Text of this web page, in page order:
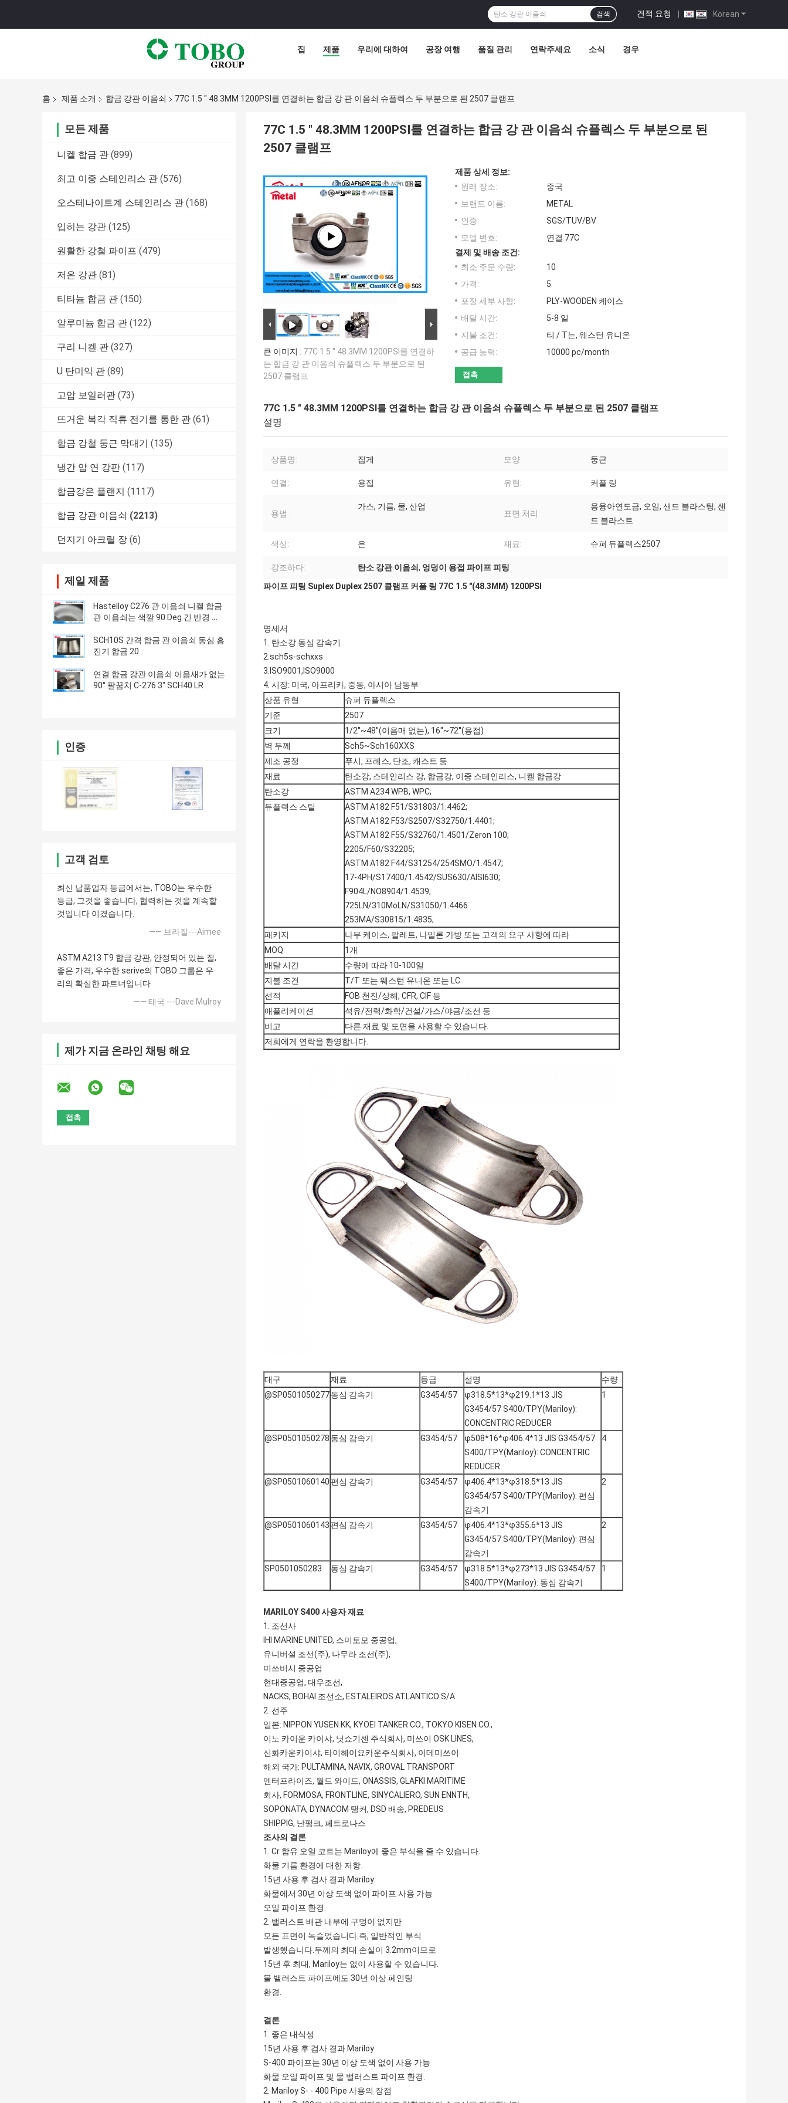
Korean
견적 요청 |
검색
집 제품 우리에 대하여 공장 여행 품질 관리 연락주세요 소식 경우
홈 제품 소개 합금 강관 이음쇠 77C 1.5 " 48.3MM 1200PSI를 연결하는 합금 강 관 이음쇠 슈플렉스 두 부분으로 된 2507 클램프
모든 제품
니켈 합금 관 (899)
최고 이중 스테인리스 관 (576)
오스테나이트계 스테인리스 관 (168)
입히는 강관 (125)
원활한 강철 파이프 (479)
저온 강관 (81)
티타늄 합금 관 (150)
알루미늄 합금 관 (122)
구리 니켈 관 (327)
U 탄미익 관 (89)
고압 보일러관 (73)
뜨거운 복각 직류 전기를 통한 관 (61)
합금 강철 둥근 막대기 (135)
냉간 압 연 강판 (117)
합금강은 플랜지 (1117)
합금 강관 이음쇠 (2213)
던지기 아크릴 장 (6)
제일 제품
Hastelloy C276 관 이음쇠 니켈 합금
관 이음쇠는 색깔 90 Deg 긴 반경 팔
SCH10S 간격 합금 관 이음쇠 동심 흡
진기 합금 20
연결 합금 강관 이음쇠 이음새가 없는
90° 팔꿈치 C-276 3" SCH40 LR
인증
고객 검토
최신 납품업자 등급에서는, TOBO는 우수한
등급, 그것을 좋습니다, 협력하는 것을 계속할
것입니다 이겼습니다.
—— 브라질---Aimee
ASTM A213 T9 합금 강관, 안정되어 있는 질,
좋은 가격, 우수한 serive의 TOBO 그룹은 우
리의 확실한 파트너입니다
—— 태국 ---Dave Mulroy
제가 지금 온라인 채팅 해요
77C 1.5 " 48.3MM 1200PSI를 연결하는 합금 강 관 이음쇠 슈플렉스 두 부분으로 된
2507 클램프
큰 이미지 : 77C 1.5 " 48.3MM 1200PSI를 연결하
는 합금 강 관 이음쇠 슈플렉스 두 부분으로 된
2507 클램프
제품 상세 정보:
원래 장소:
중국
브랜드 이름:
METAL
인증:
SGS/TUV/BV
모델 번호:
연결 77C
결제 및 배송 조건:
최소 주문 수량:
10
가격:
5
포장 세부 사항:
PLY-WOODEN 케이스
배달 시간:
5-8 일
지불 조건:
티 / T는, 웨스턴 유니온
공급 능력:
10000 pc/month
접촉
77C 1.5 " 48.3MM 1200PSI를 연결하는 합금 강 관 이음쇠 슈플렉스 두 부분으로 된 2507 클램프
설명
상품명: 집게 모양: 둥근
연결: 용접 유형: 커플 링
용법:
가스, 기름, 물, 산업
표면 처리:
용융아연도금, 오일, 샌드 블라스팅, 샌
드 블라스트
색상: 은 재료: 슈퍼 듀플렉스2507
강조하다: 탄소 강관 이음쇠, 엉덩이 용접 파이프 피팅
파이프 피팅 Suplex Duplex 2507 클램프 커플 링 77C 1.5 "(48.3MM) 1200PSI
명세서
1. 탄소강 동심 감속기
2.sch5s-schxxs
3.ISO9001,ISO9000
4. 시장: 미국, 아프리카, 중동, 아시아 남동부
상품 유형
슈퍼 듀플렉스
기준
2507
크기
1/2''~48''(이음매 없는), 16''~72''(용접)
벽 두께
Sch5~Sch160XXS
제조 공정
푸시, 프레스, 단조, 캐스트 등
재료
탄소강, 스테인리스 강, 합금강, 이중 스테인리스, 니켈 합금강
탄소강
ASTM A234 WPB, WPC;
듀플렉스 스틸
ASTM A182 F51/S31803/1.4462;
ASTM A182 F53/S2507/S32750/1.4401;
ASTM A182 F55/S32760/1.4501/Zeron 100;
2205/F60/S32205;
ASTM A182 F44/S31254/254SMO/1.4547;
17-4PH/S17400/1.4542/SUS630/AISI630;
F904L/NO8904/1.4539;
725LN/310MoLN/S31050/1.4466
253MA/S30815/1.4835;
패키지
나무 케이스, 팔레트, 나일론 가방 또는 고객의 요구 사항에 따라
MOQ
1개
배달 시간
수량에 따라 10-100일
지불 조건
T/T 또는 웨스턴 유니온 또는 LC
선적
FOB 천진/상해, CFR, CIF 등
애플리케이션
석유/전력/화학/건설/가스/야금/조선 등
비고
다른 재료 및 도면을 사용할 수 있습니다.
저희에게 연락을 환영합니다.
대구 재료 등급 설명
수량
@SP0501050277동심 감속기 G3454/57
φ318.5*13*φ219.1*13 JIS
G3454/57 S400/TPY(Mariloy):
CONCENTRIC REDUCER
1
@SP0501050278 동심 감속기 G3454/57
φ508*16*φ406.4*13 JIS G3454/57
S400/TPY(Mariloy): CONCENTRIC
REDUCER
4
@SP0501060140 편심 감속기 G3454/57
φ406.4*13*φ318.5*13 JIS
G3454/57 S400/TPY(Mariloy): 편심
감속기
2
@SP0501060143 편심 감속기 G3454/57
φ406.4*13*φ355.6*13 JIS
G3454/57 S400/TPY(Mariloy): 편심
감속기
2
SP0501050283 동심 감속기 G3454/57
φ318.5*13*φ273*13 JIS G3454/57
S400/TPY(Mariloy): 동심 감속기
1
MARILOY S400 사용자재료
1. 조선사
IHI MARINE UNITED, 스미토모 중공업,
유니버설 조선(주), 나무라 조선(주),
미쓰비시 중공업
현대중공업, 대우조선,
NACKS, BOHAI 조선소, ESTALEIROS ATLANTICO S/A
2. 선주
일본: NIPPON YUSEN KK, KYOEI TANKER CO., TOKYO KISEN CO.,
이노 카이운 카이샤, 닛쇼기센 주식회사, 미쓰이 OSK LINES,
신화카운카이샤, 타이헤이요카운주식회사, 이데미쓰이
해외 국가: PULTAMINA, NAVIX, GROVAL TRANSPORT
엔터프라이즈, 월드 와이드, ONASSIS, GLAFKI MARITIME
회사, FORMOSA, FRONTLINE, SINYCALIERO, SUN ENNTH,
SOPONATA, DYNACOM 탱커, DSD 배송, PREDEUS
SHIPPIG, 난펑크, 페트로나스
조사의 결론
1. Cr 함유 오일 코트는 Mariloy에 좋은 부식을 줄 수 있습니다.
화물 기름 환경에 대한 저항.
15년 사용 후 검사 결과 Mariloy
화물에서 30년 이상 도색 없이 파이프 사용 가능
오일 파이프 환경.
2. 밸러스트 배관 내부에 구멍이 없지만
모든 표면이 녹슬었습니다.즉, 일반적인 부식
발생했습니다.두께의 최대 손실이 3.2mm이므로
15년 후 최대, Mariloy는 없이 사용할 수 있습니다.
물 밸러스트 파이프에도 30년 이상 페인팅
환경.
결론
1. 좋은 내식성
15년 사용 후 검사 결과 Mariloy
S-400 파이프는 30년 이상 도색 없이 사용 가능
화물 오일 파이프 및 물 밸러스트 파이프 환경.
2. Mariloy S- - 400 Pipe 사용의 장점